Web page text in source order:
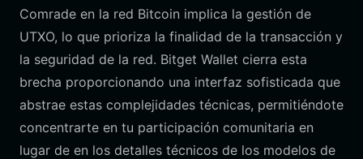
Comrade en la red Bitcoin implica la gestión de
UTXO, lo que prioriza la finalidad de la transacción y
la seguridad de la red. Bitget Wallet cierra esta
brecha proporcionando una interfaz sofisticada que
abstrae estas complejidades técnicas, permitiéndote
concentrarte en tu participación comunitaria en
lugar de en los detalles técnicos de los modelos de